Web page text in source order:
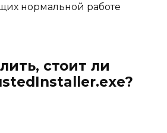
нормальной работе
стоит ли